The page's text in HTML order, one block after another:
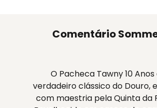
Comentário
O Pacheca Tawny 10
verdadeiro clássico do Douro,
com maestria pela Quinta da